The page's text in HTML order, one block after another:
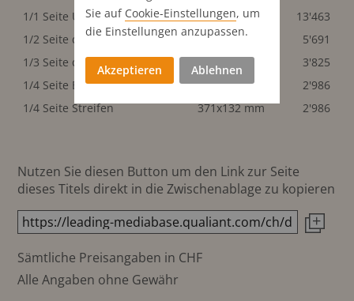
1/1 Seite Umschlag hinten
371x528 mm
13'463
1/2 Seite quer
371x264 mm
5'691
1/3 Seite quer
371x176 mm
3'825
1/4 Seite Eckanzeige
220.5x220 mm
2'986
1/4 Seite Streifen
371x132 mm 2'986
Nutzen Sie diesen Button um den Link zur Seite
dieses Titels direkt in die Zwischenablage zu kopieren
Sämtliche Preisangaben in CHF
Alle Angaben ohne Gewähr
Sie auf Cookie-Einstellungen, um
die Einstellungen anzupassen.
Akzeptieren Ablehnen